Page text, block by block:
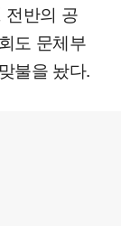
전반의 공
도 문체부
불을 놨다.